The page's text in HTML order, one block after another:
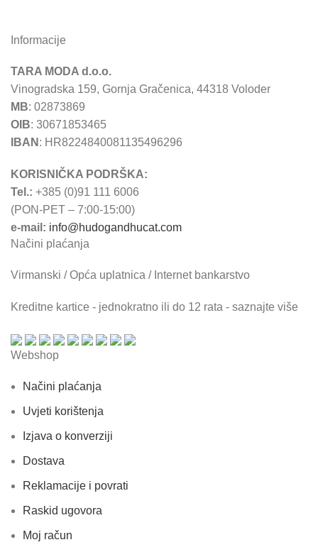
Informacije
TARA MODA d.o.o.
Vinogradska 159, Gornja Gračenica, 44318 Voloder
MB: 02873869
OIB: 30671853465
IBAN : HR8224840081135496296
KORISNIČKA PODRŠKA:
Tel.: +385 (0)91 111 6006
(PON-PET – 7:00-15:00)
e-mail: info@hudogandhucat.com
Načini plaćanja
Virmanski / Opća uplatnica / Internet bankarstvo
Kreditne kartice - jednokratno ili do 12 rata - saznajte više
Webshop
Načini plaćanja
Uvjeti korištenja
Izjava o konverziji
Dostava
Reklamacije i povrati
Raskid ugovora
Moj račun